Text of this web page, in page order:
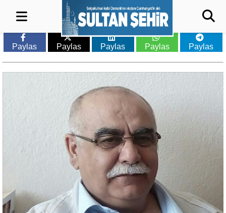
Paylas Paylas Paylas Paylas Paylas